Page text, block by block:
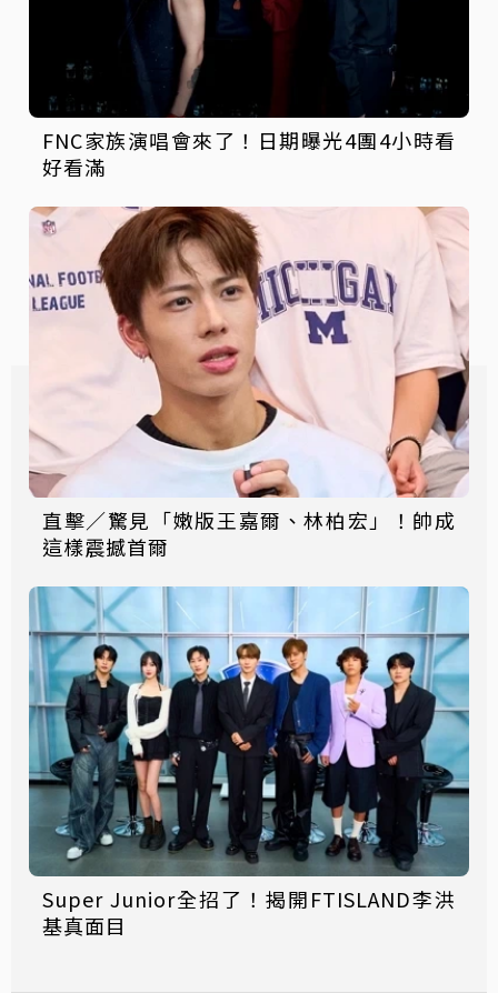
FNC家族演唱會來了！日期曝光4團4小時看
好看滿
直擊／驚見「嫩版王嘉爾、林柏宏」！帥成
這樣震撼首爾
Super Junior全招了！揭開FTISLAND李洪
基真面目